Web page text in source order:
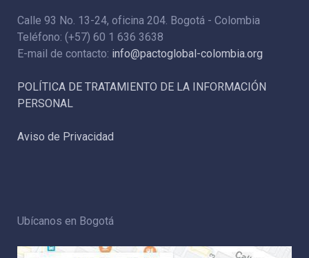
Calle 93 No. 13-24, oficina 204. Bogotá - Colombia
Teléfono: (+57) 60 1 636 3638
E-mail de contacto: info@pactoglobal-colombia.org
POLÍTICA DE TRATAMIENTO DE LA INFORMACIÓN
PERSONAL
Aviso de Privacidad
Ubícanos en Bogotá